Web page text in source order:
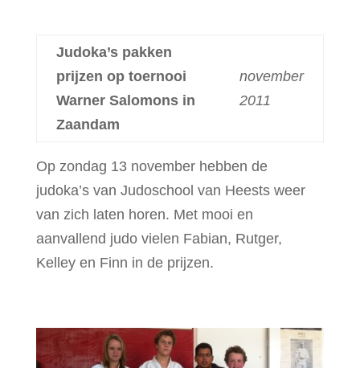
Judoka’s pakken
prijzen op toernooi
Warner Salomons in
Zaandam
november
2011
Op zondag 13 november hebben de
judoka’s van Judoschool van Heests weer
van zich laten horen. Met mooi en
aanvallend judo vielen Fabian, Rutger,
Kelley en Finn in de prijzen.